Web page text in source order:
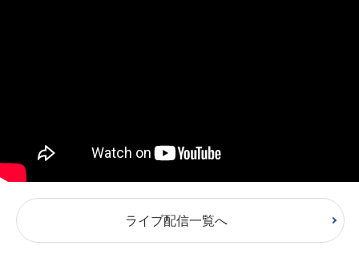
ライブ配信一覧へ